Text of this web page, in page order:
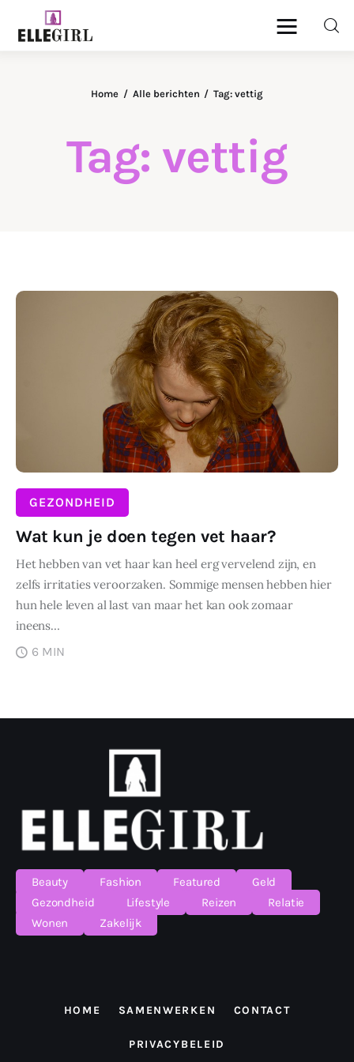
Tag: vettig
Home Alle berichten Tag: vettig
Ellegirl
Fashion
Wonen
Zakelijk
GEZONDHEID
Wat kun je doen tegen vet haar?
Het hebben van vet haar kan heel erg vervelend zijn, en
zelfs irritaties veroorzaken. Sommige mensen hebben hier
hun hele leven al last van maar het kan ook zomaar
ineens…
6 MIN
Beauty Fashion Featured
Geld
Gezondheid
Lifestyle Reizen
Relatie
Wonen
Zakelijk
HOME SAMENWERKEN CONTACT
PRIVACYBELEID